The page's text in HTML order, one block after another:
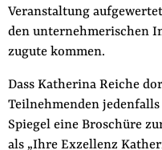
Veranstaltung
den unternehmerischen
zugute kommen.
Dass Katherina Reiche
Teilnehmenden
Spiegel eine Broschüre
als „Ihre Exzellenz